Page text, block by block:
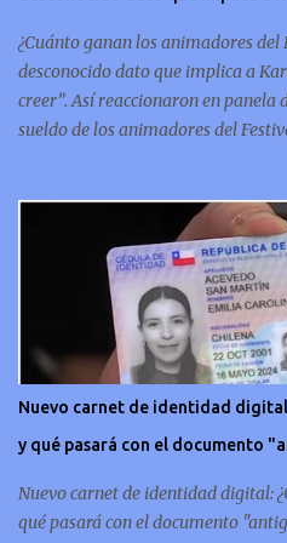
conmemorativa, sí, como lo lees,
la hi...
¿Cuánto ganan los animadores del
desconocido dato que implica a
creer”. Así reaccionaron en panela
sueldo de los animadores del
debería ser acorde. ¿Cuánto
acompañante? Según se conoce
Festival de Viña del Mar no reciben
evento. Al menos no un monto
contrato con su canal empleador.
pagan aparte. Hace rato que no
espectáculos, Cecilia Gutiérrez, en
(Canal 13). “A mí la Tonka
pagaban”, complementó Willy
Nuevo carnet de identidad
y qué pasará con el documento
Nuevo carnet de identidad digital:
qué pasará con el documento